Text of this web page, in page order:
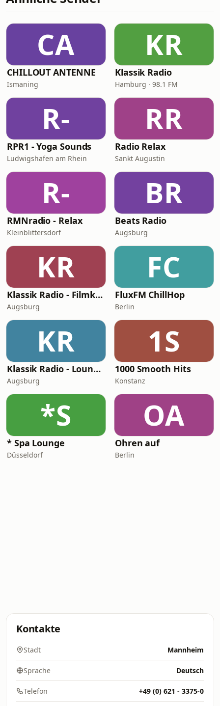
CA
CHILLOUT ANTENNE
Ismaning
KR
Klassik Radio
Hamburg · 98.1 FM
R-
RPR1 - Yoga Sounds
Ludwigshafen am Rhein
RR
Radio Relax
Sankt Augustin
R-
RMNradio - Relax
Kleinblittersdorf
BR
Beats Radio
Augsburg
KR
Klassik Radio - Filmklassiker
Augsburg
FC
FluxFM ChillHop
Berlin
KR
Klassik Radio - Lounge Beat
Augsburg
1S
1000 Smooth Hits
Konstanz
*S
* Spa Lounge
Düsseldorf
OA
Ohren auf
Berlin
Kontakte
Stadt Mannheim
Sprache Deutsch
Telefon +49 (0) 621 - 3375-0